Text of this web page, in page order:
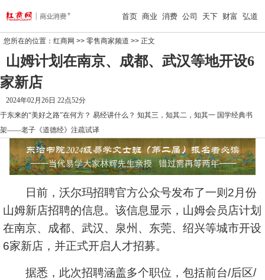
首页 商业 消费 公司 天下 财富 弘道
您所在的位置： 红商网 >> 零售商家频道 >> 正文
山姆计划在南京、成都、武汉等地开设6
家新店
2024年02月26日 22点52分
于东来的“美好之路”在何方？ 易经讲什么？ 知其三，知其二，知其一 国学经典书
架——老子《道德经》注疏试译
日前，沃尔玛招聘官方公众号发布了一则2月份
山姆新店招聘的信息。该信息显示，山姆会员店计划
在南京、成都、武汉、泉州、东莞、绍兴等城市开设
6家新店，并正式开启人才招募。
据悉，此次招聘涵盖多个职位，包括前台/后区/